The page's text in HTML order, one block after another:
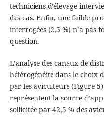
techniciens d’élevage
des cas. Enfin, une faible
interrogées (2,5 %) n’a pas
question.
L’analyse des canaux de
hétérogénéité dans le choix
par les aviculteurs (Figure
représentent la source
sollicitée par 42,5 % des